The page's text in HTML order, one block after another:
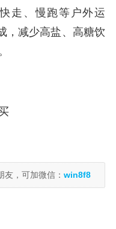
走、慢跑等户外运
，减少高盐、高糖饮
，可加微信： win8f8